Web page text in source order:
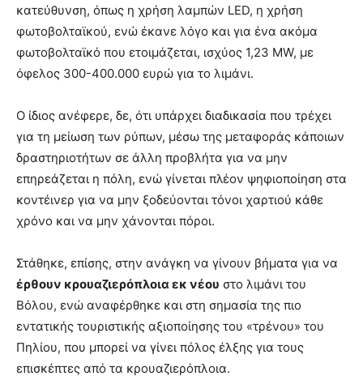
κατεύθυνση, όπως η χρήση λαμπών LED, η χρήση
φωτοβολταϊκού, ενώ έκανε λόγο και για ένα ακόμα
φωτοβολταϊκό που ετοιμάζεται, ισχύος 1,23 MW, με
όφελος 300-400.000 ευρώ για το λιμάνι.
Ο ίδιος ανέφερε, δε, ότι υπάρχει διαδικασία που τρέχει
για τη μείωση των ρύπων, μέσω της μεταφοράς κάποιων
δραστηριοτήτων σε άλλη προβλήτα για να μην
επηρεάζεται η πόλη, ενώ γίνεται πλέον ψηφιοποίηση στα
κοντέινερ για να μην ξοδεύονται τόνοι χαρτιού κάθε
χρόνο και να μην χάνονται πόροι.
Στάθηκε, επίσης, στην ανάγκη να γίνουν βήματα για να
έρθουν κρουαζιερόπλοια εκ νέου στο λιμάνι του
Βόλου, ενώ αναφέρθηκε και στη σημασία της πιο
εντατικής τουριστικής αξιοποίησης του «τρένου» του
Πηλίου, που μπορεί να γίνει πόλος έλξης για τους
επισκέπτες από τα κρουαζιερόπλοια.